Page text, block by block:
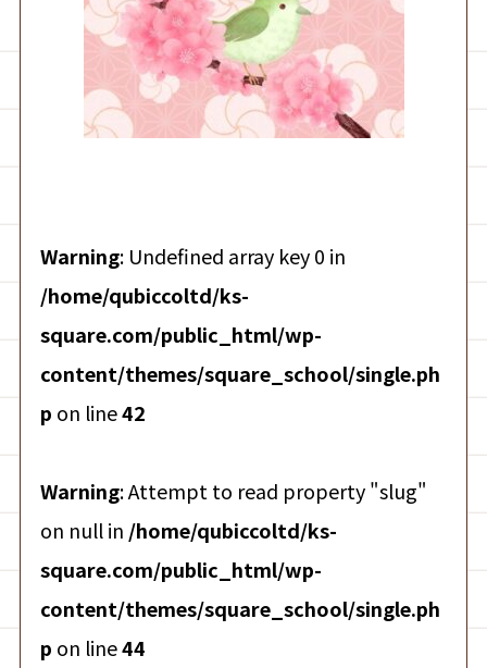
Warning: Undefined array key 0 in
/home/qubiccoltd/ks-
square.com/public_html/wp-
content/themes/square_school/single.ph
p on line42
Warning: Attempt to read property "slug"
on null in /home/qubiccoltd/ks-
square.com/public_html/wp-
content/themes/square_school/single.ph
p on line44